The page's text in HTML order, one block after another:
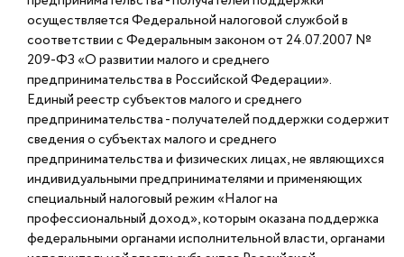
осуществляется Федеральной налоговой службой в
соответствии с Федеральным законом от 24.07.2007 №
209-ФЗ «О развитии малого и среднего
предпринимательства в Российской Федерации».
Единый реестр субъектов малого и среднего
предпринимательства - получателей поддержки содержит
сведения о субъектах малого и среднего
предпринимательства и физических лицах, не являющихся
индивидуальными предпринимателями и применяющих
специальный налоговый режим «Налог на
профессиональный доход», которым оказана поддержка
федеральными органами исполнительной власти, органами